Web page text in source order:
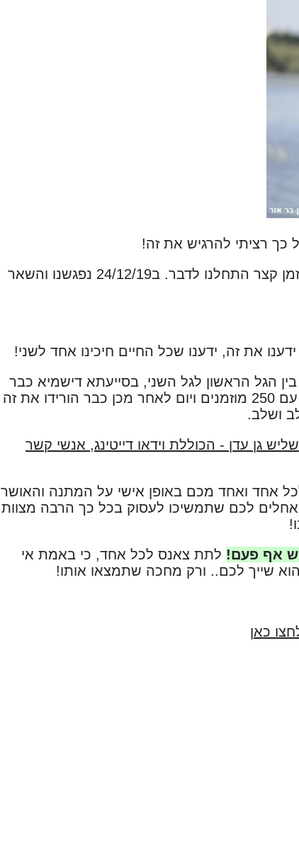
כך רציתי להרגיש את זה!
בגישה קצת סקפטית נכנסנו כל אחד לאתר ותוך זמן קצר התחלנו לדבר. ב24/12/19 נפגשנו והשאר
את זה, ידענו שכל החיים חיכינו אחד לשני!
ב19/3/20 כבר הגיעה ההצעת נישואים, וב1/7/20 בין הגל הראשון לגל השני, בסייעתא דישמיא כבר
עמדנו תחת חופה וקידושין. הספקנו עוד להתחתן עם 250 מוזמנים ויום לאחר מכן כבר הורידו את זה
גן עדן - הכוללת וידאו דייטינג, אנשי קשר
לכל אחד ואחד מכם באופן אישי על המתנה והאושר
לכם שתמשיכו לעסוק בכל כך הרבה מצוות
אף פעם! לתת צאנס לכל אחד, כי באמת אי
שייך לכם.. ורק מחכה שתמצאו אותו!
כאן